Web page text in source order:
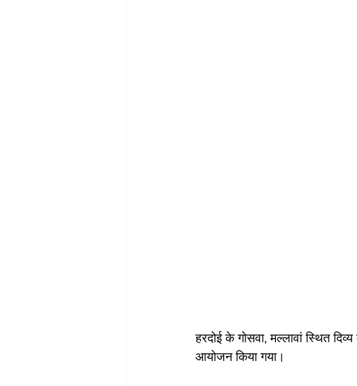
हरदोई के गोसवा, मल्लावां स्थित
आयोजन किया गया।